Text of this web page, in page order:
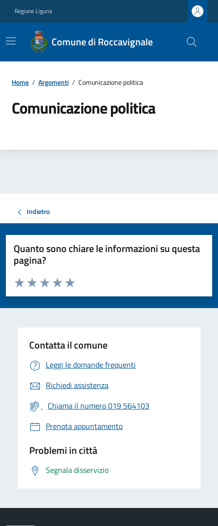
Regione Liguria
Comune di Roccavignale
Home / Argomenti / Comunicazione politica
Comunicazione politica
Indietro
Quanto sono chiare le informazioni su questa
pagina?
Valuta da 1 a 5 stelle la pagina
Valuta 5 stelle su 5
Valuta 4 stelle su 5
Valuta 3 stelle su 5
Valuta 2 stelle su 5
Valuta 1 stelle su 5
Contatta il comune
Leggi le domande frequenti
Richiedi assistenza
Chiama il numero 019 564103
Prenota appuntamento
Problemi in città
Segnala disservizio